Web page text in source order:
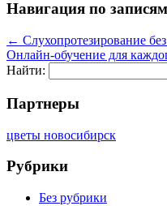
Навигация по записям
← Слухопротезирование
Онлайн-обучение для
Найти:
Партнеры
цветы новосибирск
Рубрики
Без рубрики